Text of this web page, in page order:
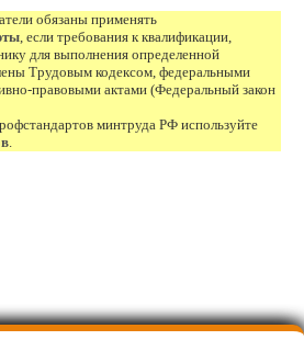
обязаны применять
, если требования к квалификации,
для выполнения определенной
Трудовым кодексом, федеральными
правовыми актами (Федеральный закон
минтруда РФ используйте
.